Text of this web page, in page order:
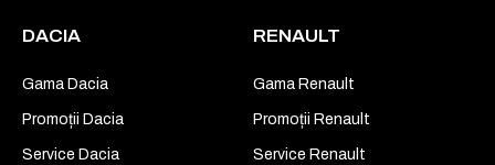
DACIA
Gama Dacia
Promoții Dacia
Service Dacia
RENAULT
Gama Renault
Promoții Renault
Service Renault